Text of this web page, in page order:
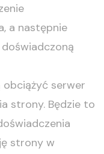
a następnie
serwer
strony. Będzie to
strony w